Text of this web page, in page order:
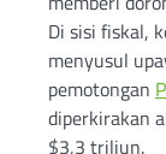
Di sisi fiskal,
menyusul
pemotongan
diperkirakan
$3,3 triliun.